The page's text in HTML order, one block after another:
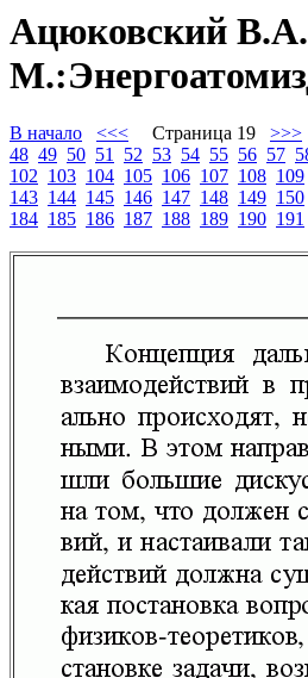
Ацюковский В.А.
В начало <<< Страница 19 >>>
48 49 50 51 52 53 54 55 56 57
102 103 104 105 106 107 108 109
143 144 145 146 147 148 149 150
184 185 186 187 188 189 190 191